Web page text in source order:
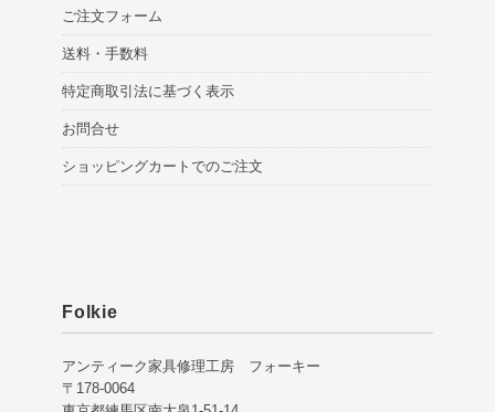
ご注文フォーム
送料・手数料
特定商取引法に基づく表示
お問合せ
ショッピングカートでのご注文
Folkie
アンティーク家具修理工房 フォーキー
〒178-0064